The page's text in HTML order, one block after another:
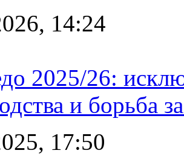
14:24
2025/26:
и борьба
17:50